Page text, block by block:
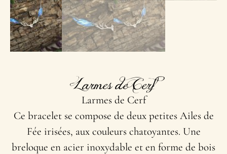
Larmes de Cerf
Larmes de Cerf
Ce bracelet se compose de deux petites Ailes de
Fée irisées, aux couleurs chatoyantes. Une
breloque en acier inoxydable et en forme de bois